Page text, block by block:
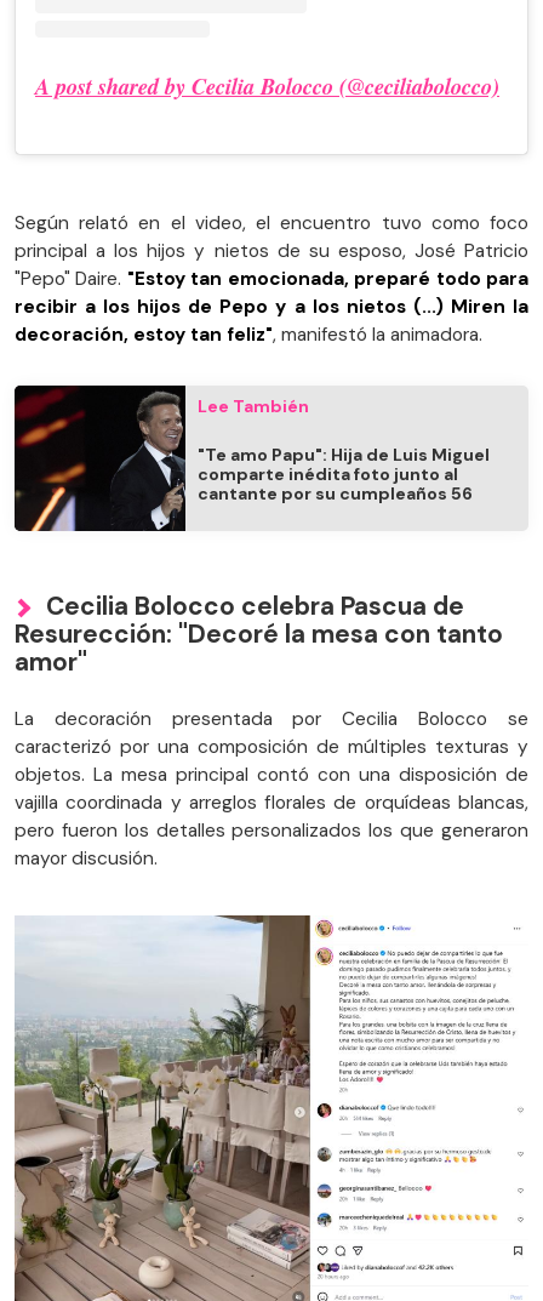
A post shared by Cecilia Bolocco (@ceciliabolocco)
Según relató en el video, el encuentro tuvo como foco
principal a los hijos y nietos de su esposo, José Patricio
"Pepo" Daire. "Estoy tan emocionada, preparé todo para
recibir a los hijos de Pepo y a los nietos (...) Miren la
decoración, estoy tan feliz", manifestó la animadora.
Lee También
"Te amo Papu": Hija de Luis Miguel
comparte inédita foto junto al
cantante por su cumpleaños 56
Cecilia Bolocco celebra Pascua de
Resurección: "Decoré la mesa con tanto
amor"
La decoración presentada por Cecilia Bolocco se
caracterizó por una composición de múltiples texturas y
objetos. La mesa principal contó con una disposición de
vajilla coordinada y arreglos florales de orquídeas blancas,
pero fueron los detalles personalizados los que generaron
mayor discusión.